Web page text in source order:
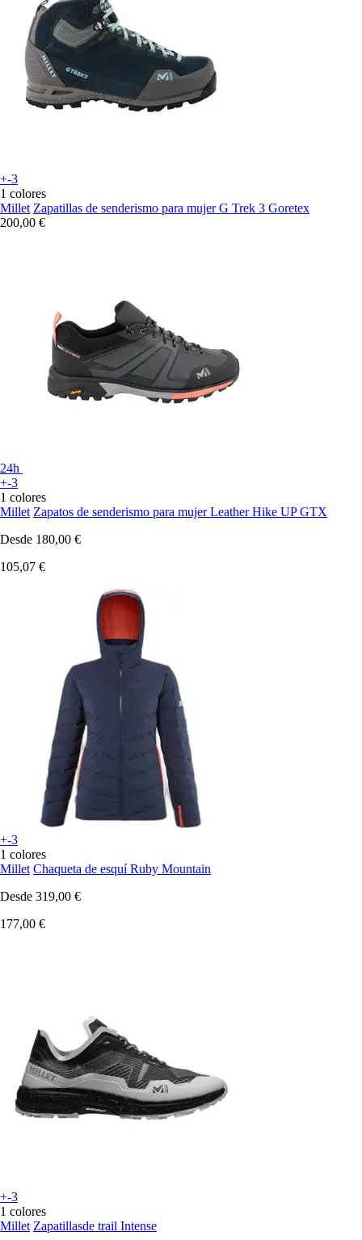
+-3
1 colores
Millet Zapatillas de senderismo para mujer G Trek 3 Goretex
200,00 €
24h
+-3
1 colores
Millet Zapatos de senderismo para mujer Leather Hike UP GTX
Desde 180,00 €
105,07 €
+-3
1 colores
Millet Chaqueta de esquí Ruby Mountain
Desde 319,00 €
177,00 €
+-3
1 colores
Millet Zapatillasde trail Intense